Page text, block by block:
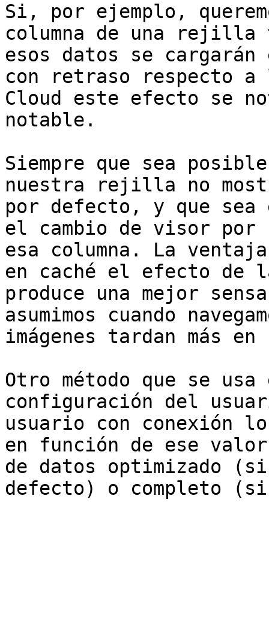
Si, por ejemplo,
columna de una rejilla
esos datos se
con retraso respecto
Cloud este efecto se
notable.
Siempre que sea
nuestra rejilla no
por defecto, y que sea
el cambio de visor
esa columna. La
en caché el efecto de
produce una mejor
asumimos cuando
imágenes tardan más
Otro método que se
configuración del
usuario con conexión
en función de ese
de datos optimizado